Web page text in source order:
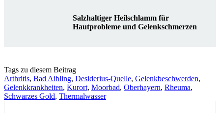
Salzhaltiger Heilschlamm für
Hautprobleme und Gelenkschmerzen
Tags zu diesem Beitrag
Arthritis, Bad Aibling, Desiderius-Quelle, Gelenkbeschwerden,
Gelenkkrankheiten, Kurort, Moorbad, Oberhayern, Rheuma,
Schwarzes Gold, Thermalwasser